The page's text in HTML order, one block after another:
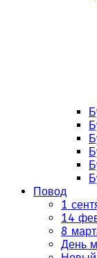
Повод
1
14
8
День